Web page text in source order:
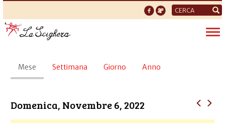
Form
di
ricerca
Schede
primarie
Mese (scheda
attiva)
Settimana Giorno Anno
Domenica, Novembre 6, 2022